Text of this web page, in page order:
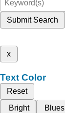
Submit Search
x
Text Color
Reset
Bright
Blues